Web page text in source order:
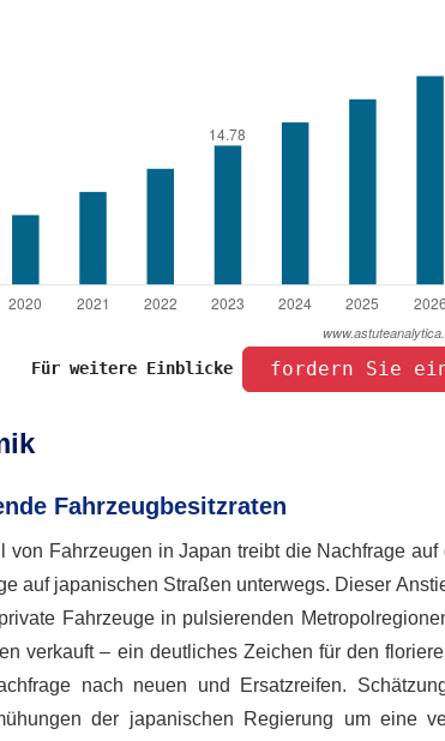
Für weitere Einblicke fordern Sie
Fahrzeugbesitzraten
von Fahrzeugen in Japan treibt die Nachfrage
auf japanischen Straßen unterwegs. Dieser
Fahrzeuge in pulsierenden
verkauft – ein deutliches Zeichen für den
nach neuen und Ersatzreifen.
der japanischen Regierung um eine